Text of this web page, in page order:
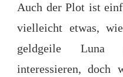
Auch der Plot ist
vielleicht etwas,
geldgeile Luna
interessieren, doch